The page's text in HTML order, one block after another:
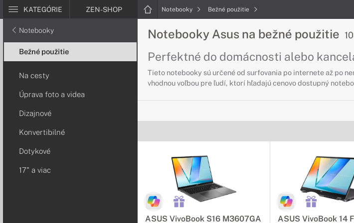
KATEGÓRIE ZEN-SHOP Notebooky Bežné použitie
Notebooky
Bežné použitie
Na cesty
Úprava foto a videa
Dizajnové
Konvertibilné
Dotykové
17" a viac
Notebooky Asus na bežné použitie
Perfektné do domácnosti alebo
Tieto notebooky sú určené od surfovania po internete až po
vhodnou voľbou pre ľudí, ktorí hľadajú cenovo dostupný
Pre ľudí, ktorí často cestujú, sú ideálne notebooky Asus na
poskytujú extrémne dlhú výdrž batérie, vďaka ktorej Vám
Notebooky Asus na úpravu foto a videa
Úprava fotiek a videí nebola nikdy
Notebooky pre grafikov musia spĺňať isté požiadavky. Medzi
ASUS VivoBook S16 M3607GA
ASUS VivoBook 14